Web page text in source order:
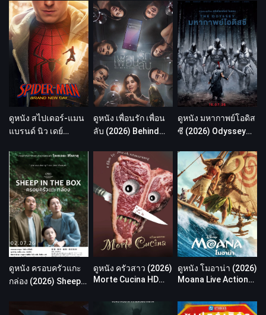
ดูหนัง สไปเดอร์-แมน
แบรนด์ นิว เดย์
Brand New Day HD
พากย์ไทย เต็มเรื่อง
ดูหนัง เพื่อนรัก เพื่อน
ลับ (2026) Behind
พากย์ไทย เต็มเรื่อง
ดูหนัง มหากาพย์โอดิส
ซี (2026) Odyssey
ดูหนัง ครอบครัวแกะ
กล่อง (2026) Sheep
ไทย เต็มเรื่อง
ดูหนัง ครัวสาว (2026)
Morte Cucina HD
ดูหนัง โมอาน่า (2026)
Moana Live Action